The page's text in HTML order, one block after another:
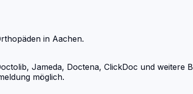
in Aachen.
Jameda, Doctena, ClickDoc und weitere
möglich.